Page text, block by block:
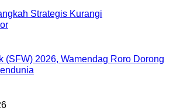
(SFW) 2026, Wamendag Roro Dorong